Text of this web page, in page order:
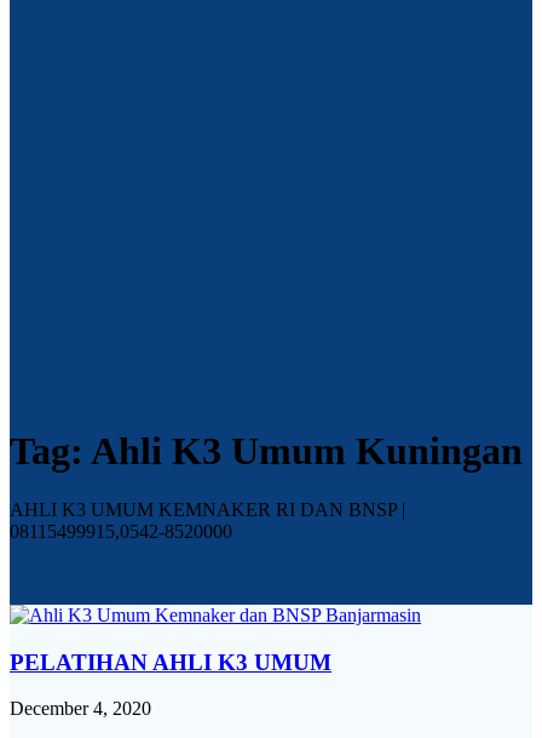
Tag: Ahli K3 Umum Kuningan
AHLI K3 UMUM KEMNAKER RI DAN BNSP |
08115499915,0542-8520000
PELATIHAN AHLI K3 UMUM
December 4, 2020